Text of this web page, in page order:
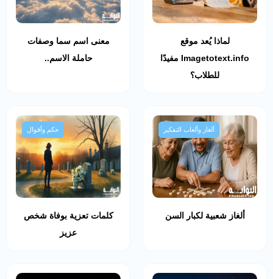
لماذا يُعد موقع
Imagetotext.info مفيدًا
للطلاب؟
معنى اسم سما وصفات
حاملة الاسم..
ألغاز وألعاب التفكير
ألغاز شعبية لكبار السن
حكم وأقوال
كلمات تعزية بوفاة شخص
عزيز